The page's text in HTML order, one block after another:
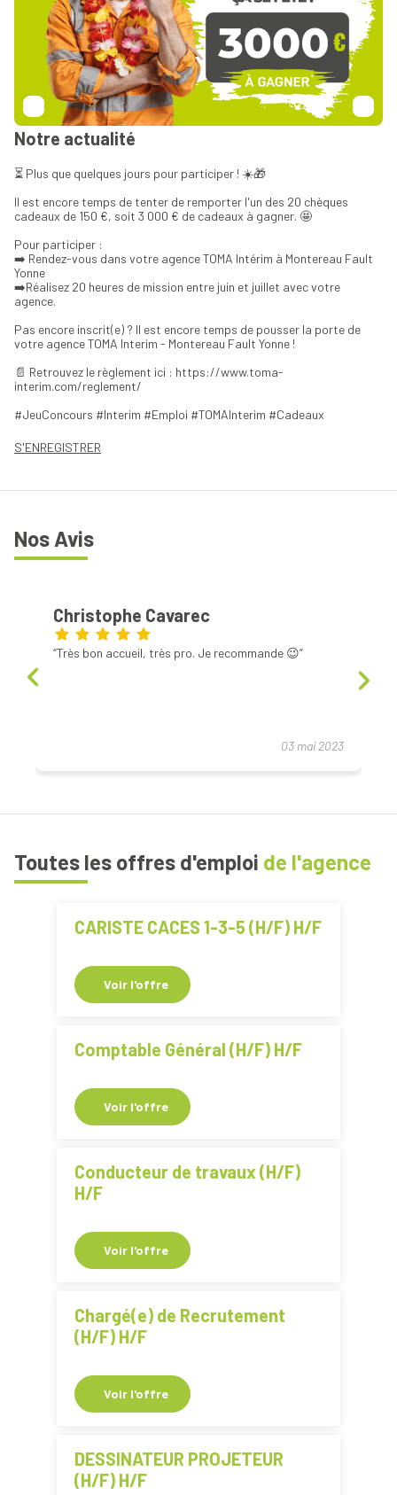
Notre actualité
⏳ Plus que quelques jours pour participer ! ☀️🎁
Il est encore temps de tenter de remporter l'un des 20 chèques
cadeaux de 150 €, soit 3 000 € de cadeaux à gagner. 🤩
Pour participer :
➡️ Rendez-vous dans votre agence TOMA Intérim à Montereau Fault
Yonne
➡️Réalisez 20 heures de mission entre juin et juillet avec votre
agence.
Pas encore inscrit(e) ? Il est encore temps de pousser la porte de
votre agence TOMA Interim - Montereau Fault Yonne !
📄 Retrouvez le règlement ici : https://www.toma-
interim.com/reglement/
#JeuConcours #Interim #Emploi #TOMAInterim #Cadeaux
S'ENREGISTRER
Nos Avis
Christophe Cavarec
03 mai 2023
Très bon accueil, très pro. Je recommande 😉
Toutes les offres d'emploi de l'agence
CARISTE CACES 1-3-5 (H/F) H/F
Voir l'offre
Comptable Général (H/F) H/F
Voir l'offre
Conducteur de travaux (H/F)
H/F
Voir l'offre
Chargé(e) de Recrutement
(H/F) H/F
Voir l'offre
DESSINATEUR PROJETEUR
(H/F) H/F